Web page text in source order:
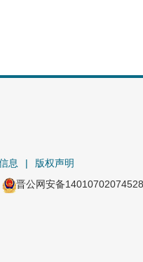
息 |
版权声明
晋公网安备14010702074528